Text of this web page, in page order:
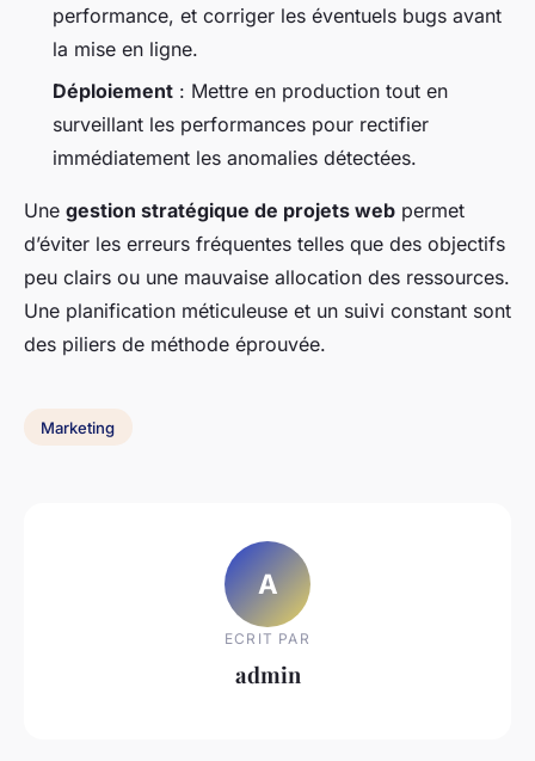
performance, et corriger les éventuels bugs avant
la mise en ligne.
Déploiement : Mettre en production tout en
surveillant les performances pour rectifier
immédiatement les anomalies détectées.
Une gestion stratégique de projets web permet
d’éviter les erreurs fréquentes telles que des objectifs
peu clairs ou une mauvaise allocation des ressources.
Une planification méticuleuse et un suivi constant sont
des piliers de méthode éprouvée.
Marketing
A
ECRIT PAR
admin